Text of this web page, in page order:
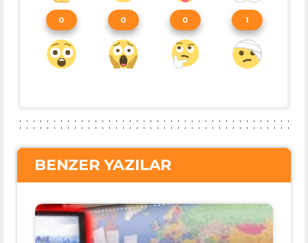
0 0 0 1
BENZER YAZILAR